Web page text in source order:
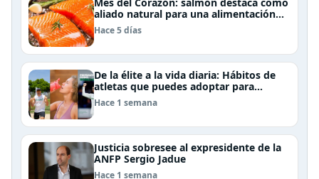
aliado natural para una alimentación
rica en Omega-3
Hace 5 días
De la élite a la vida diaria: Hábitos de
atletas que puedes adoptar para
mejorar tu rendimiento físico
Hace 1 semana
Justicia sobresee al expresidente de la
ANFP Sergio Jadue
Hace 1 semana